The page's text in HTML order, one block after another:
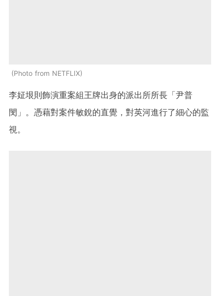
Photo from NETFLIX
李姃垠則飾演重案組王牌出身的派出所所長「尹普
閔」。憑藉對案件敏銳的直覺，對英河進行了細心的監
視。